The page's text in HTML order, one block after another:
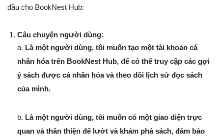
đầu cho BookNest Hub:
Câu chuyện người dùng:
a. Là một người dùng, tôi muốn tạo một tài khoản cá
nhân hóa trên BookNest Hub, để có thể truy cập các gợi
ý sách được cá nhân hóa và theo dõi lịch sử đọc sách
của mình.
b. Là một người dùng, tôi muốn có một giao diện trực
quan và thân thiện để lướt và khám phá sách, đảm bảo